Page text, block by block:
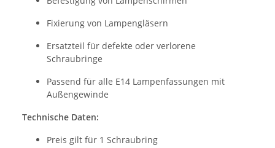
Fixierung von Lampengläsern
Ersatzteil für defekte oder verlorene
Schraubringe
Passend für alle E14 Lampenfassungen mit
Außengewinde
Technische Daten:
Preis gilt für 1 Schraubring